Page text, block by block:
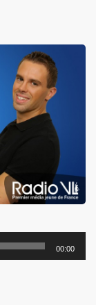
00:00